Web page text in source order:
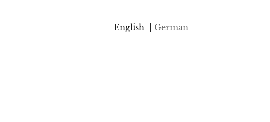
English German